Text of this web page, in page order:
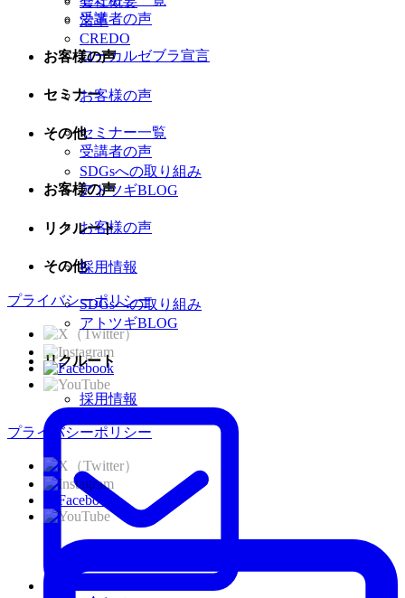
受講者の声
お客様の声
お客様の声
その他
SDGsへの取り組み
アトツギBLOG
リクルート
採用情報
プライバシーポリシー
沿革
CREDO
ローカルゼブラ宣言
セミナー
セミナー一覧
受講者の声
お客様の声
お客様の声
その他
SDGsへの取り組み
アトツギBLOG
リクルート
採用情報
プライバシーポリシー